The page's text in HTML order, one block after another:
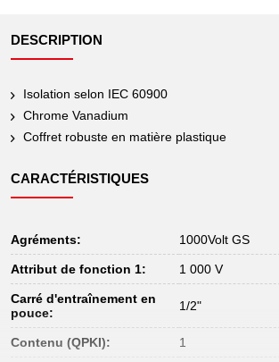
DESCRIPTION
Isolation selon IEC 60900
Chrome Vanadium
Coffret robuste en matière plastique
CARACTÉRISTIQUES
Agréments: 1000Volt GS
Attribut de fonction 1: 1 000 V
Carré d'entraînement en
pouce:
1/2"
Contenu (QPKI): 1